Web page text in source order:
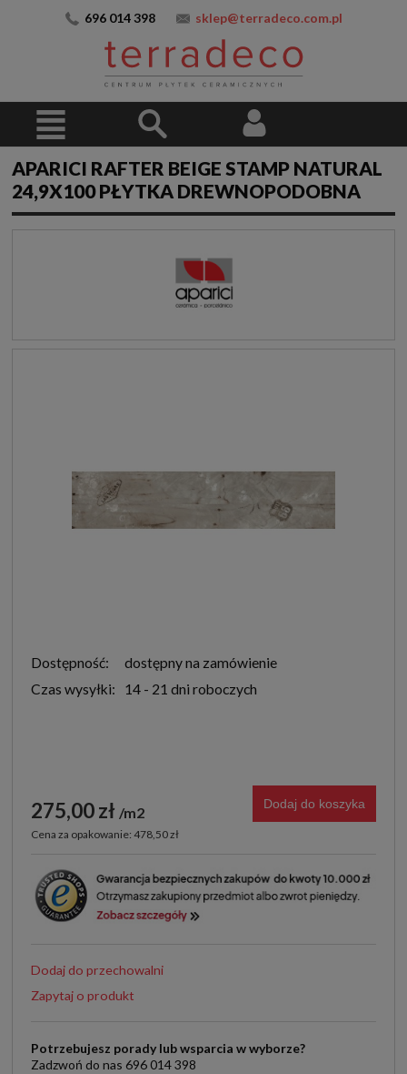
696 014 398 sklep@terradeco.com.pl
APARICI RAFTER BEIGE STAMP NATURAL
24,9X100 PŁYTKA DREWNOPODOBNA
Dostępność:
dostępny na zamówienie
Czas wysyłki:
14 - 21 dni roboczych
275,00 zł m2
Cena za opakowanie: 478,50 zł
Dodaj do koszyka
Dodaj do przechowalni
Zapytaj o produkt
Potrzebujesz porady lub wsparcia w wyborze?
Zadzwoń do nas 696 014 398